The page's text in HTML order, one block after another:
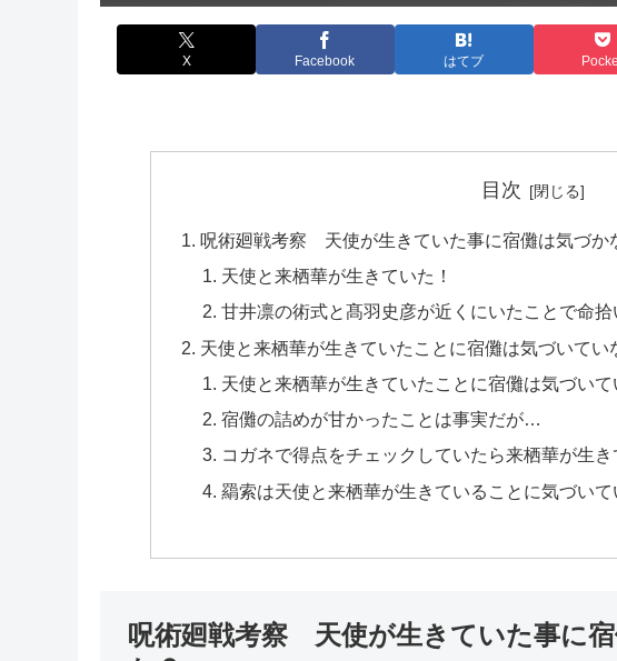
X Facebook はてブ
目次
呪術廻戦考察 天使が生きていた事に宿儺は気づか
天使と来栖華が生きていた！
甘井凛の術式と髙羽史彦が近くにいたことで命
天使と来栖華が生きていたことに宿儺は気づいてい
天使と来栖華が生きていたことに宿儺は気づい
宿儺の詰めが甘かったことは事実だが…
コガネで得点をチェックしていたら来栖華が生
羂索は天使と来栖華が生きていることに気づい
呪術廻戦考察 天使が生きていた事に